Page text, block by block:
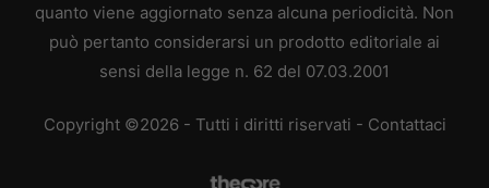
quanto viene aggiornato senza alcuna periodicità. Non
può pertanto considerarsi un prodotto editoriale ai
sensi della legge n. 62 del 07.03.2001
Copyright ©2026 - Tutti i diritti riservati - Contattaci